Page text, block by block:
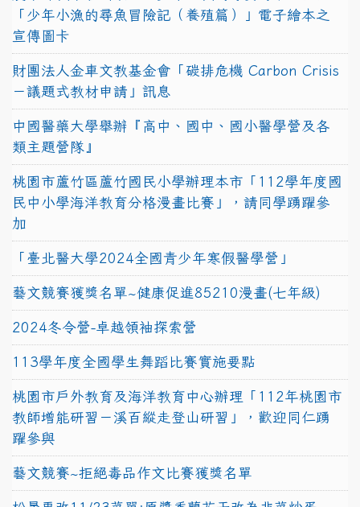
「少年小漁的尋魚冒險記（養殖篇）」電子繪本之
宣傳圖卡
財團法人金車文教基金會「碳排危機 Carbon Crisis
－議題式教材申請」訊息
中國醫藥大學舉辦『高中、國中、國小醫學營及各
類主題營隊』
桃園市蘆竹區蘆竹國民小學辦理本市「112學年度國
民中小學海洋教育分格漫畫比賽」，請同學踴躍參
加
「臺北醫大學2024全國青少年寒假醫學營」
藝文競賽獲獎名單~健康促進85210漫畫(七年級)
2024冬令營-卓越領袖探索營
113學年度全國學生舞蹈比賽實施要點
桃園市戶外教育及海洋教育中心辦理「112年桃園市
教師增能研習－溪百縱走登山研習」，歡迎同仁踴
躍參與
藝文競賽~拒絕毒品作文比賽獲獎名單